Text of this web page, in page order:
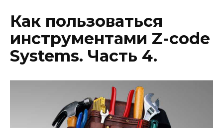
Как пользоваться
инструментами Z-code
Systems. Часть 4.